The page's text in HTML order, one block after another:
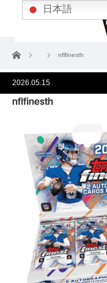
ホーム nflfinesth
2026.05.15
nflfinesth
日本語